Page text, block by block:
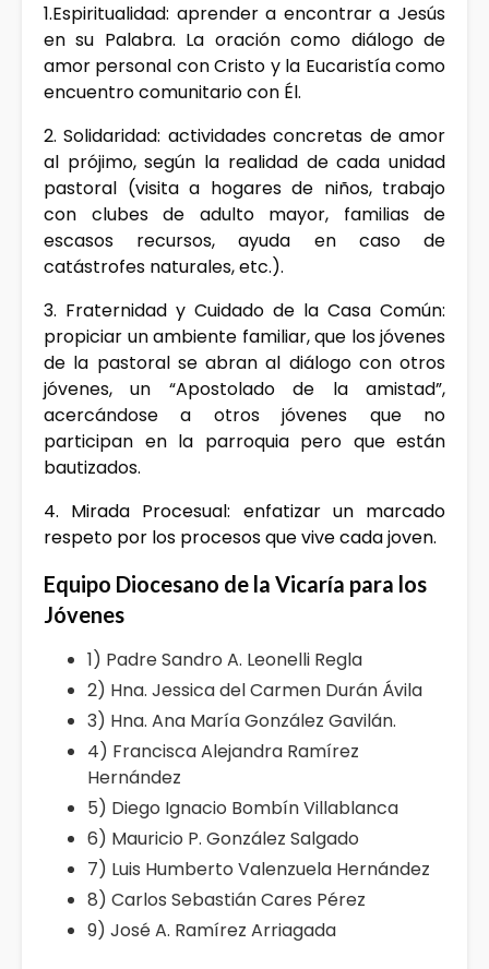
1.Espiritualidad: aprender a encontrar a Jesús
en su Palabra. La oración como diálogo de
amor personal con Cristo y la Eucaristía como
encuentro comunitario con Él.
2. Solidaridad: actividades concretas de amor
al prójimo, según la realidad de cada unidad
pastoral (visita a hogares de niños, trabajo
con clubes de adulto mayor, familias de
escasos recursos, ayuda en caso de
catástrofes naturales, etc.).
3. Fraternidad y Cuidado de la Casa Común:
propiciar un ambiente familiar, que los jóvenes
de la pastoral se abran al diálogo con otros
jóvenes, un “Apostolado de la amistad”,
acercándose a otros jóvenes que no
participan en la parroquia pero que están
bautizados.
4. Mirada Procesual: enfatizar un marcado
respeto por los procesos que vive cada joven.
Equipo Diocesano de la Vicaría para los
Jóvenes
1) Padre Sandro A. Leonelli Regla
2) Hna. Jessica del Carmen Durán Ávila
3) Hna. Ana María González Gavilán.
4) Francisca Alejandra Ramírez
Hernández
5) Diego Ignacio Bombín Villablanca
6) Mauricio P. González Salgado
7) Luis Humberto Valenzuela Hernández
8) Carlos Sebastián Cares Pérez
9) José A. Ramírez Arriagada